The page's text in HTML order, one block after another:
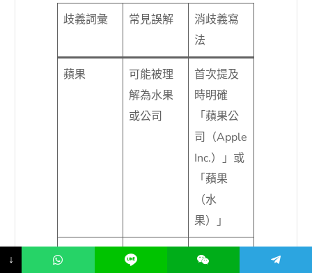
歧義詞彙 常見誤解
消歧義寫
法
蘋果
可能被理
解為水果
或公司
首次提及
時明確
「蘋果公
司（Apple
Inc.）」或
「蘋果
（水
果）」
可能被 AI
區分「普
↓